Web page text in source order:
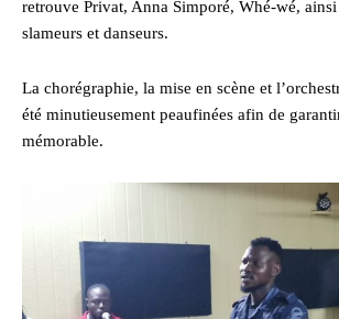
retrouve Privat, Anna Simporé, Whé-wé,
slameurs et danseurs.
La chorégraphie, la mise en scène et
été minutieusement peaufinées afin de
mémorable.